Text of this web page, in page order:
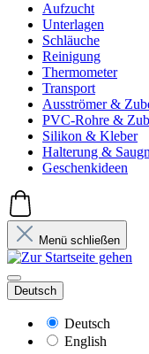
Aufzucht
Unterlagen
Schläuche
Reinigung
Thermometer
Transport
Ausströmer &
PVC-Rohre &
Silikon & Kleber
Halterung &
Geschenkideen
Menü schließen
Deutsch
Deutsch
English